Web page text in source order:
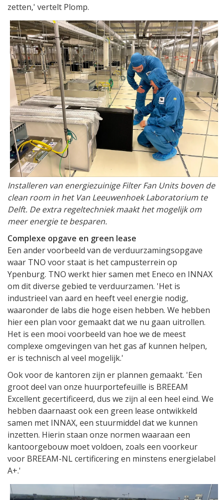
zetten,' vertelt Plomp.
Installeren van energiezuinige Filter Fan Units boven de
clean room in het Van Leeuwenhoek Laboratorium te
Delft. De extra regeltechniek maakt het mogelijk om
meer energie te besparen.
Complexe opgave en green lease
Een ander voorbeeld van de verduurzamingsopgave
waar TNO voor staat is het campusterrein op
Ypenburg. TNO werkt hier samen met Eneco en INNAX
om dit diverse gebied te verduurzamen. 'Het is
industrieel van aard en heeft veel energie nodig,
waaronder de labs die hoge eisen hebben. We hebben
hier een plan voor gemaakt dat we nu gaan uitrollen.
Het is een mooi voorbeeld van hoe we de meest
complexe omgevingen van het gas af kunnen helpen,
er is technisch al veel mogelijk.'
Ook voor de kantoren zijn er plannen gemaakt. 'Een
groot deel van onze huurportefeuille is BREEAM
Excellent gecertificeerd, dus we zijn al een heel eind. We
hebben daarnaast ook een green lease ontwikkeld
samen met INNAX, een stuurmiddel dat we kunnen
inzetten. Hierin staan onze normen waaraan een
kantoorgebouw moet voldoen, zoals een voorkeur
voor BREEAM-NL certificering en minstens energielabel
A+.'